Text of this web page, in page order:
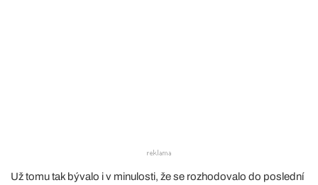
Už tomu tak bývalo i v minulosti, že se rozhodovalo do poslední